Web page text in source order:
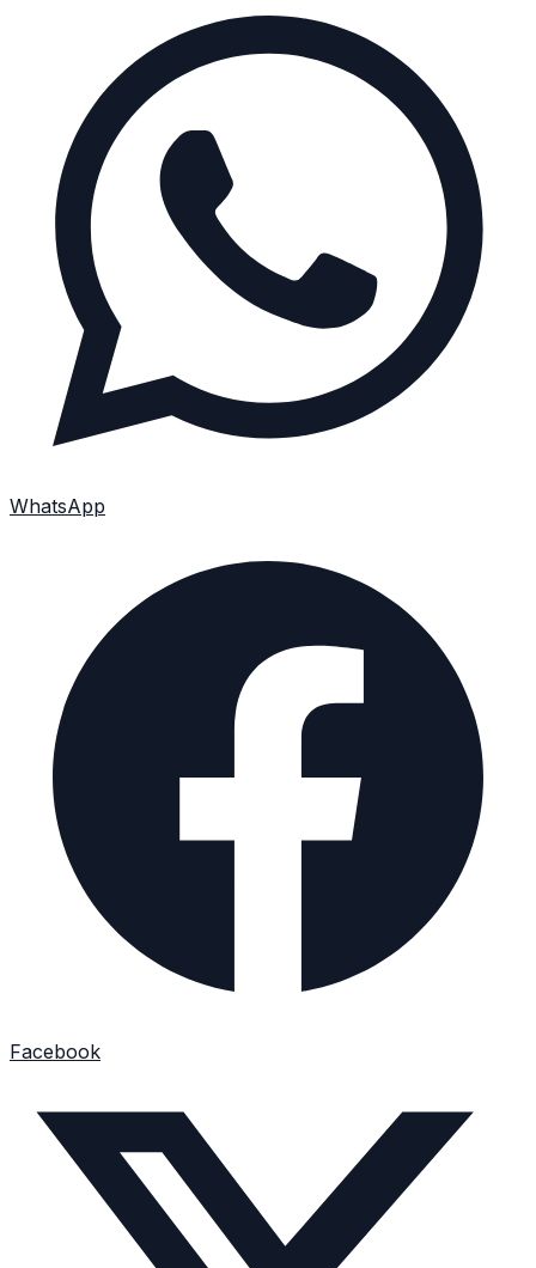
WhatsApp
Facebook